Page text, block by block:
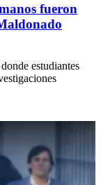
fueron
estudiantes